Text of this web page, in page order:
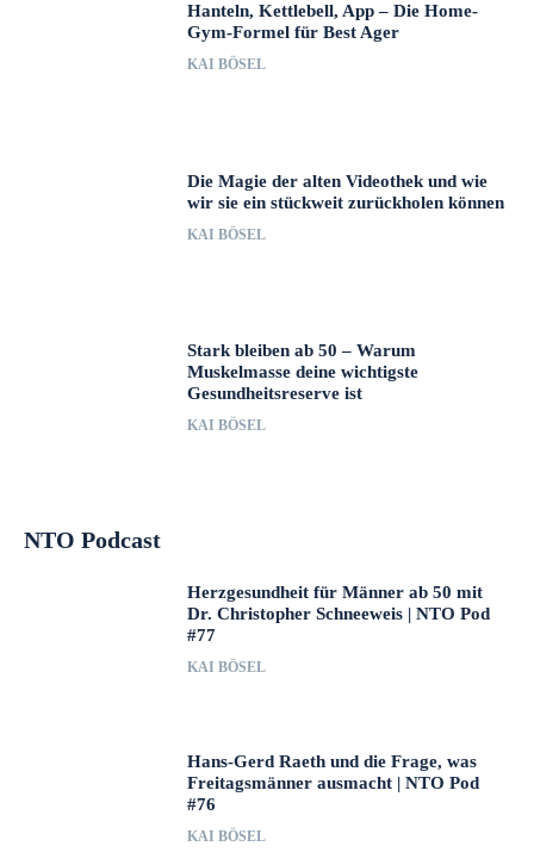
Hanteln, Kettlebell, App – Die Home-
Gym-Formel für Best Ager
KAI BÖSEL
Die Magie der alten Videothek und wie
wir sie ein stückweit zurückholen können
KAI BÖSEL
Stark bleiben ab 50 – Warum
Muskelmasse deine wichtigste
Gesundheitsreserve ist
KAI BÖSEL
NTO Podcast
Herzgesundheit für Männer ab 50 mit
Dr. Christopher Schneeweis | NTO Pod
#77
KAI BÖSEL
Hans-Gerd Raeth und die Frage, was
Freitagsmänner ausmacht | NTO Pod
#76
KAI BÖSEL